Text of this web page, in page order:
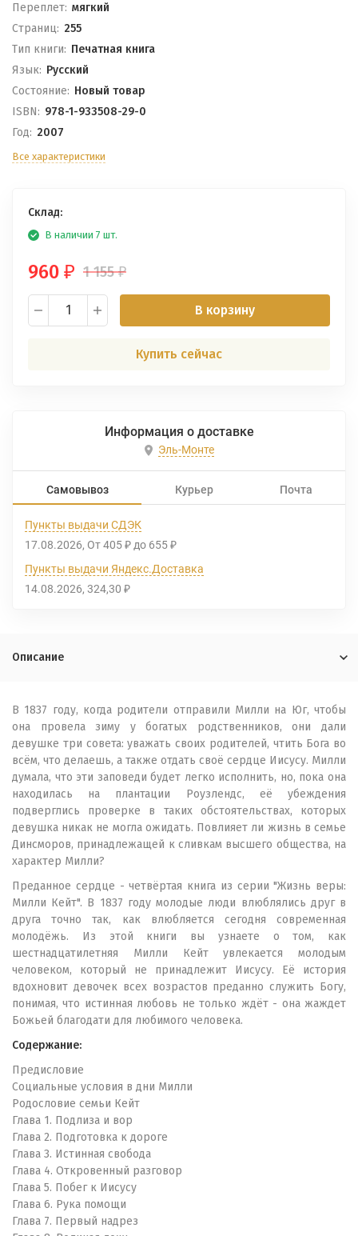
Переплет: мягкий
Cтраниц: 255
Тип книги: Печатная книга
Язык: Русский
Состояние: Новый товар
ISBN: 978-1-933508-29-0
Год: 2007
Все характеристики
Склад:
В наличии 7 шт.
960 ₽ 1 155₽
В корзину
Купить сейчас
Информация о доставке
Эль-Монте
Самовывоз Курьер Почта
Пункты выдачи СДЭК
17.08.2026 От 405 ₽ до 655 ₽
Пункты выдачи Яндекс.Доставка
14.08.2026 324,30 ₽
Описание
В 1837 году, когда родители отправили Милли на Юг, чтобы
она провела зиму у богатых родственников, они дали
девушке три совета: уважать своих родителей, чтить Бога во
всём, что делаешь, а также отдать своё сердце Иисусу. Милли
думала, что эти заповеди будет легко исполнить, но, пока она
находилась на плантации Роузлендс, её убеждения
подверглись проверке в таких обстоятельствах, которых
девушка никак не могла ожидать. Повлияет ли жизнь в семье
Динсморов, принадлежащей к сливкам высшего общества, на
характер Милли?
Преданное сердце - четвёртая книга из серии "Жизнь веры:
Милли Кейт". В 1837 году молодые люди влюблялись друг в
друга точно так, как влюбляется сегодня современная
молодёжь. Из этой книги вы узнаете о том, как
шестнадцатилетняя Милли Кейт увлекается молодым
человеком, который не принадлежит Иисусу. Её история
вдохновит девочек всех возрастов преданно служить Богу,
понимая, что истинная любовь не только ждёт - она жаждет
Божьей благодати для любимого человека.
Содержание:
Предисловие
Социальные условия в дни Милли
Родословие семьи Кейт
Глава 1. Подлиза и вор
Глава 2. Подготовка к дороге
Глава 3. Истинная свобода
Глава 4. Откровенный разговор
Глава 5. Побег к Иисусу
Глава 6. Рука помощи
Глава 7. Первый надрез